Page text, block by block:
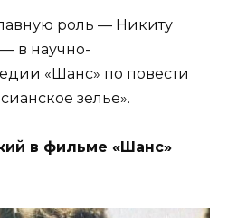
роль — Никиту
в научно-
«Шанс» по повести
зелье».
в фильме «Шанс»